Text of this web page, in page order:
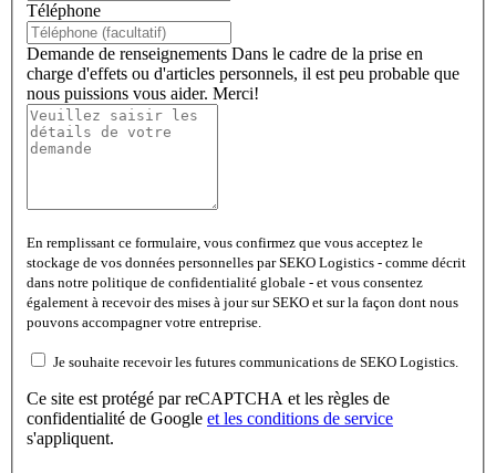
Téléphone
Demande de renseignements Dans le cadre de la prise en
charge d'effets ou d'articles personnels, il est peu probable que
nous puissions vous aider. Merci!
En remplissant ce formulaire, vous confirmez que vous acceptez le
stockage de vos données personnelles par SEKO Logistics - comme décrit
dans notre politique de confidentialité globale - et vous consentez
également à recevoir des mises à jour sur SEKO et sur la façon dont nous
pouvons accompagner votre entreprise.
Je souhaite recevoir les futures communications de SEKO Logistics.
Ce site est protégé par reCAPTCHA et les règles de
confidentialité de Google et les conditions de service
s'appliquent.